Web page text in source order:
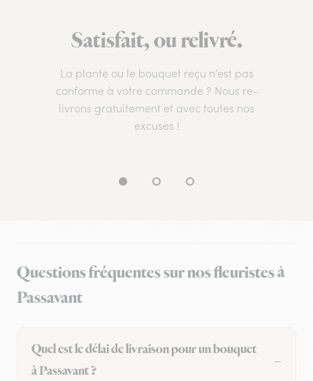
Satisfait, ou relivré.
La plante ou le bouquet reçu n’est pas
conforme à votre commande ? Nous re-
livrons gratuitement et avec toutes nos
excuses !
Questions fréquentes sur nos fleuristes à
Passavant
Quel est le délai de livraison pour un bouquet
à Passavant ?